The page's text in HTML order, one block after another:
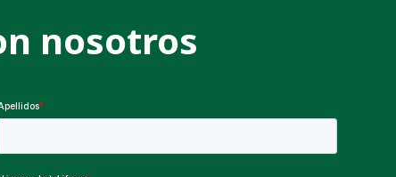
nosotros